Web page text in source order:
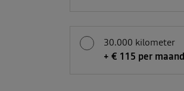
30.000 kilometer
+ € 115 per maand